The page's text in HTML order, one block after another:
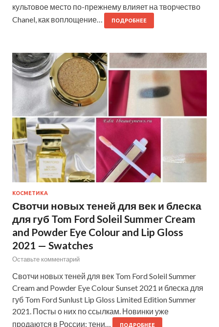
культовое место по-прежнему влияет на творчество
Chanel, как воплощение…
ПОДРОБНЕЕ
КОСМЕТИКА
Свотчи новых теней для век и блеска
для губ Tom Ford Soleil Summer Cream
and Powder Eye Colour and Lip Gloss
2021 — Swatches
Оставьте комментарий
Свотчи новых теней для век Tom Ford Soleil Summer
Cream and Powder Eye Colour Sunset 2021 и блеска для
губ Tom Ford Sunlust Lip Gloss Limited Edition Summer
2021. Посты о них по ссылкам. Новинки уже
продаются в России: тени…
ПОДРОБНЕЕ